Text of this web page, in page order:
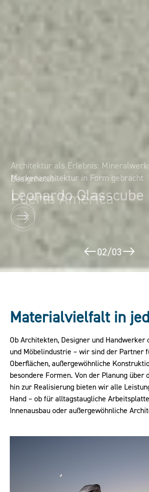
Markenarchitektur in Form gebracht
Leonardo Glasscube
Architektur als Erlebnis:
Designhotel
Puerta América
02/03
Materialvielfalt in
Ob Architekten, Designer und Handwerker
und Möbelindustrie – wir sind der Partner
Oberflächen, außergewöhnliche
besondere Formen. Von der Planung über
hin zur Realisierung bieten wir alle
Hand – ob für alltagstaugliche
Innenausbau oder außergewöhnliche